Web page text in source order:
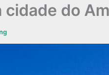
cidade do